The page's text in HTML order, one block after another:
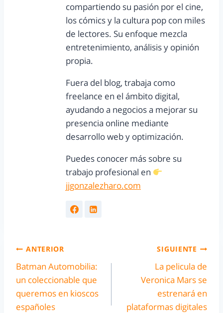
compartiendo su pasión por el cine,
los cómics y la cultura pop con miles
de lectores. Su enfoque mezcla
entretenimiento, análisis y opinión
propia.
Fuera del blog, trabaja como
freelance en el ámbito digital,
ayudando a negocios a mejorar su
presencia online mediante
desarrollo web y optimización.
Puedes conocer más sobre su
trabajo profesional en
jjgonzalezharo.com
ANTERIOR
Batman Automobilia:
un coleccionable que
queremos en kioscos
españoles
SIGUIENTE
La pelicula de
Veronica Mars se
estrenará en
plataformas digitales